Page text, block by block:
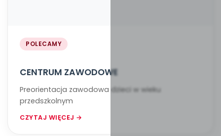
POLECAMY
CENTRUM ZAWODOWE
Preorientacja zawodowa dzieci w wieku
przedszkolnym
CZYTAJ WIĘCEJ →